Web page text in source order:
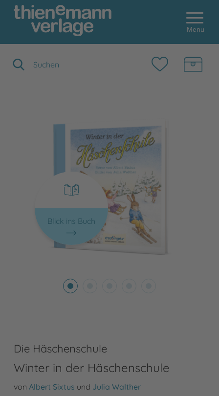
Menu
Blick ins Buch
Die Häschenschule
Winter in der Häschenschule
von Albert Sixtus und Julia Walther